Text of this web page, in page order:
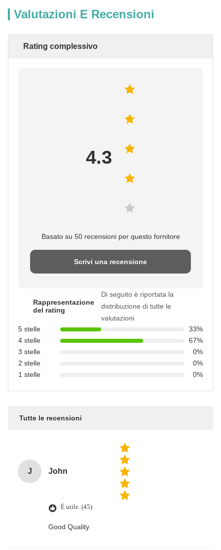
Valutazioni E Recensioni
Rating complessivo
4.3
Basato su 50 recensioni per questo fornitore
Scrivi una recensione
Rappresentazione
del rating
Di seguito è riportata la
distribuzione di tutte le
valutazioni
5 stelle
33%
4 stelle
67%
3 stelle
0%
2 stelle
0%
1 stelle
0%
Tutte le recensioni
J John
È utile. (45)
Good Quality